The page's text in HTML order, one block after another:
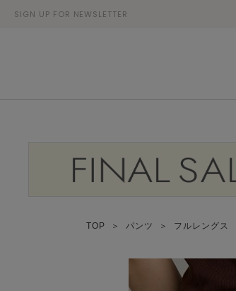
SIGN UP FOR NEWSLETTER
TOP ＞ パンツ ＞ フルレングス